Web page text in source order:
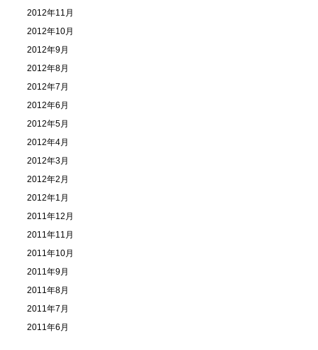
2012年11月
2012年10月
2012年9月
2012年8月
2012年7月
2012年6月
2012年5月
2012年4月
2012年3月
2012年2月
2012年1月
2011年12月
2011年11月
2011年10月
2011年9月
2011年8月
2011年7月
2011年6月